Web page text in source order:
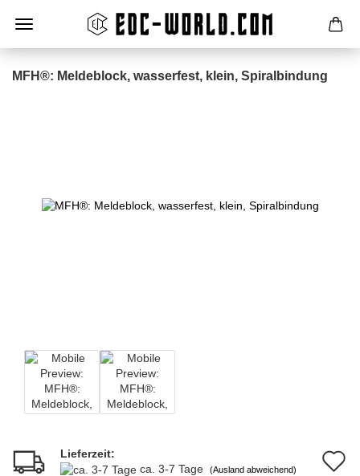
MFH®: Meldeblock, wasserfest, klein, Spiralbindung
Lieferzeit:
ca. 3-7 Tage
(Ausland abweichend)